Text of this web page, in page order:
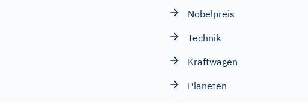
Nobelpreis
Technik
Kraftwagen
Planeten